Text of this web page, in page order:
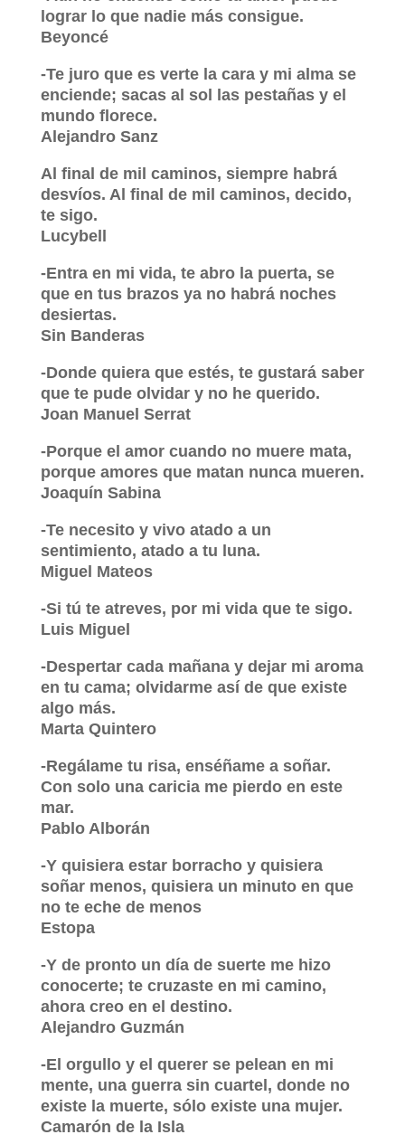
lograr lo que nadie más consigue.
Beyoncé
-Te juro que es verte la cara y mi alma se
enciende; sacas al sol las pestañas y el
mundo florece.
Alejandro Sanz
Al final de mil caminos, siempre habrá
desvíos. Al final de mil caminos, decido,
te sigo.
Lucybell
-Entra en mi vida, te abro la puerta, se
que en tus brazos ya no habrá noches
desiertas.
Sin Banderas
-Donde quiera que estés, te gustará saber
que te pude olvidar y no he querido.
Joan Manuel Serrat
-Porque el amor cuando no muere mata,
porque amores que matan nunca mueren.
Joaquín Sabina
-Te necesito y vivo atado a un
sentimiento, atado a tu luna.
Miguel Mateos
-Si tú te atreves, por mi vida que te sigo.
Luis Miguel
-Despertar cada mañana y dejar mi aroma
en tu cama; olvidarme así de que existe
algo más.
Marta Quintero
-Regálame tu risa, enséñame a soñar.
Con solo una caricia me pierdo en este
mar.
Pablo Alborán
-Y quisiera estar borracho y quisiera
soñar menos, quisiera un minuto en que
no te eche de menos
Estopa
-Y de pronto un día de suerte me hizo
conocerte; te cruzaste en mi camino,
ahora creo en el destino.
Alejandro Guzmán
-El orgullo y el querer se pelean en mi
mente, una guerra sin cuartel, donde no
existe la muerte, sólo existe una mujer.
Camarón de la Isla